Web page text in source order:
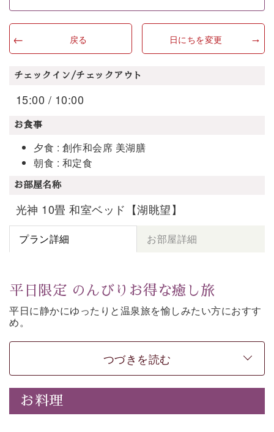
戻る 日にちを変更
チェックイン/チェックアウト
15:00 / 10:00
お食事
夕食 : 創作和会席 美湖膳
朝食 : 和定食
お部屋名称
光神 10畳 和室ベッド【湖眺望】
プラン詳細 お部屋詳細
平日限定 のんびりお得な癒し旅
平日に静かにゆったりと温泉旅を愉しみたい方におすす
め。
い。
どなたでもお得にご予約できます。
-----------【安心への取り組み】----------
個室料亭、貸切風呂のご利用が可能な上、 安心安全にご
滞在いただけるよう
つづきを読む
お料理